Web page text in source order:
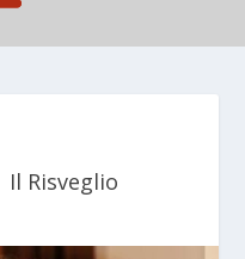
Il Risveglio